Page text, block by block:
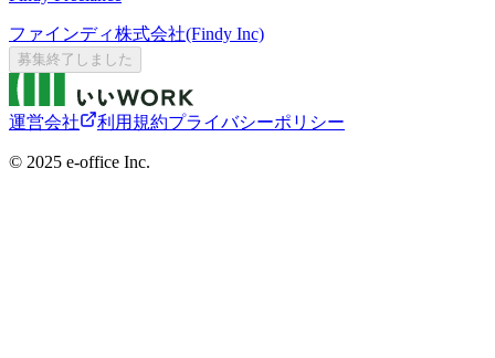
ファインディ株式会社(Findy Inc)
募集終了しました
運営会社 利用規約プライバシーポリシー
©︎ 2025 e-office Inc.